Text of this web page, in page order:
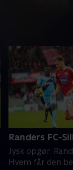
Randers FC-
Jysk opgør:
Hvem får den